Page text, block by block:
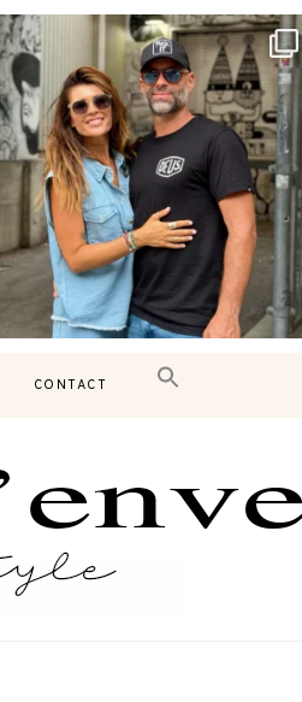
Montréal, une très belle surprise 🇨🇦
J’ai...
442
CONTACT